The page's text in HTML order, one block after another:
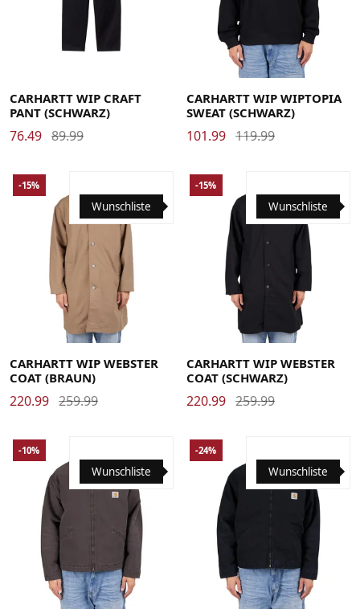
CARHARTT WIP CRAFT
PANT (SCHWARZ)
76.49 89.99
MediumSmallX-Large
CARHARTT WIP WIPTOPIA
SWEAT (SCHWARZ)
101.99 119.99
MediumSmallX-Large
Wunschliste
-15%
CARHARTT WIP WEBSTER
COAT (BRAUN)
220.99 259.99
MediumSmallX-Large
Wunschliste
-15%
CARHARTT WIP WEBSTER
COAT (SCHWARZ)
220.99 259.99
MediumSmallX-Large
Wunschliste
-10%
MediumSmallX-Large
Wunschliste
-24%